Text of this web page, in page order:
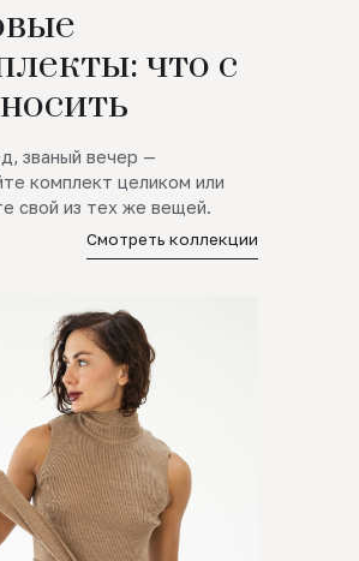
что с
званый вечер —
комплект целиком или
свой из тех же вещей.
Смотреть коллекции